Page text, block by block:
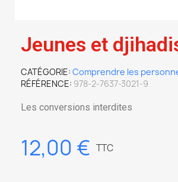
Jeunes et
CATÉGORIE Comprendre les
RÉFÉRENCE 978-2-7637-3021-9
Les conversions interdites
12,00 € TTC